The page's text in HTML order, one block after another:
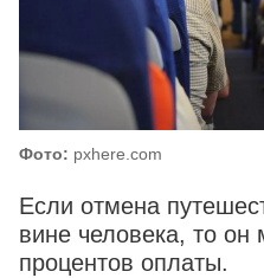
Фото: pxhere.com
Если отмена
вине человека, то он
процентов оплаты.